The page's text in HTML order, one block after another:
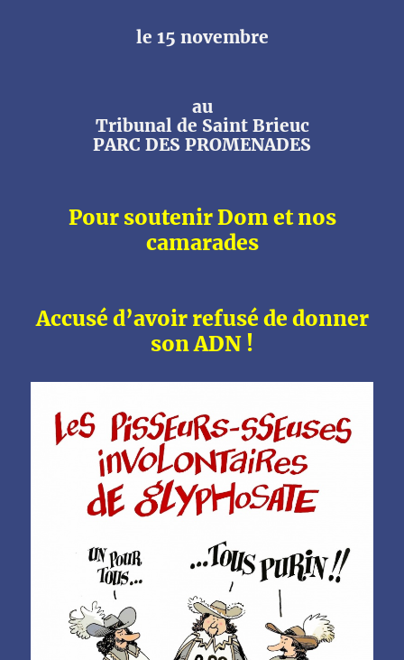
le 15 novembre
au
Tribunal de Saint Brieuc
PARC DES PROMENADES
Pour soutenir Dom et nos
camarades
Accusé d’avoir refusé de donner
son ADN !